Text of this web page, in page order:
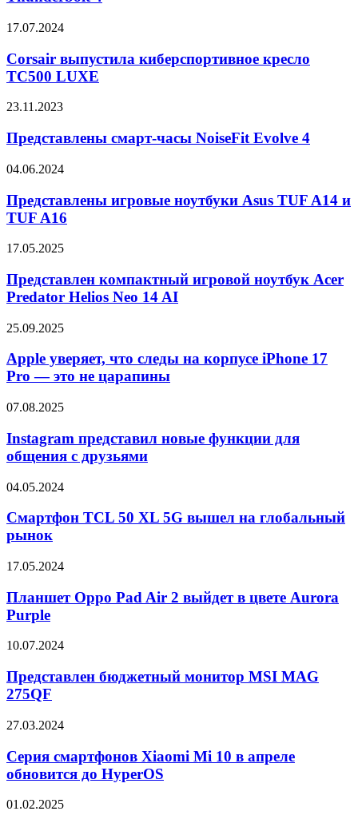
7
4K
Thunderbolt
4
Corsair
киберспортивное
кресло
TC500
17.07.2024
Corsair выпустила киберспортивное кресло
TC500 LUXE
Представлены
часы
NoiseFit
Evolve
4
23.11.2023
Представлены смарт-часы NoiseFit Evolve 4
Представлены
ноутбуки
Asus
TUF
и
A16
04.06.2024
Представлены игровые ноутбуки Asus TUF A14 и
TUF A16
Представлен
игровой
ноутбук
Acer
Helios
14
AI
17.05.2025
Представлен компактный игровой ноутбук Acer
Predator Helios Neo 14 AI
Apple
что
следы
на
iPhone
Pro
—
не
25.09.2025
Apple уверяет, что следы на корпусе iPhone 17
Pro — это не царапины
Instagram
новые
функции
для
с
07.08.2025
Instagram представил новые функции для
общения с друзьями
Смартфон
50
5G
на
рынок
04.05.2024
Смартфон TCL 50 XL 5G вышел на глобальный
рынок
Планшет
Pad
Air
2
в
Aurora
Purple
17.05.2024
Планшет Oppo Pad Air 2 выйдет в цвете Aurora
Purple
Представлен
монитор
MSI
MAG
10.07.2024
Представлен бюджетный монитор MSI MAG
275QF
Серия
Xiaomi
Mi
10
апреле
27.03.2024
Серия смартфонов Xiaomi Mi 10 в апреле
обновится до HyperOS
Появились
01.02.2025